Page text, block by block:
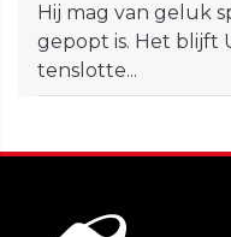
Hij mag van geluk
gepopt is. Het blijft
tenslotte...